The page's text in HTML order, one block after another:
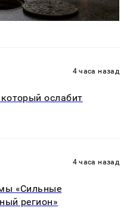
4 часа назад
ослабит
4 часа назад
«Сильные
регион»